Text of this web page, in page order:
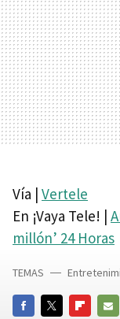
Vía | Vertele
En ¡Vaya Tele! |
millón’ 24 Horas
TEMAS